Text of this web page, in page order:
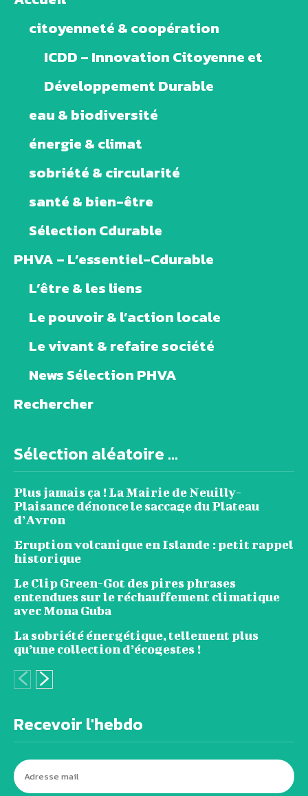
citoyenneté & coopération
ICDD – Innovation Citoyenne et
Développement Durable
eau & biodiversité
énergie & climat
sobriété & circularité
santé & bien-être
Sélection Cdurable
PHVA – L’essentiel-Cdurable
L’être & les liens
Le pouvoir & l’action locale
Le vivant & refaire société
News Sélection PHVA
Rechercher
Sélection aléatoire ...
Plus jamais ça ! La Mairie de Neuilly-
Plaisance dénonce le saccage du Plateau
d’Avron
Eruption volcanique en Islande : petit rappel
historique
Le Clip Green-Got des pires phrases
entendues sur le réchauffement climatique
avec Mona Guba
La sobriété énergétique, tellement plus
qu’une collection d’écogestes !
Recevoir l'hebdo